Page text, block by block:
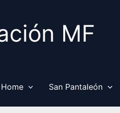
MF
Home San Pantaleón